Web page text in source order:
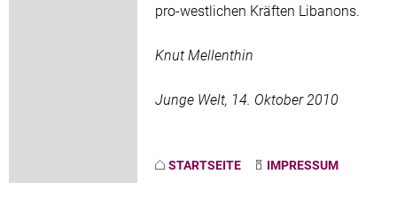
pro-westlichen Kräften Libanons.
Knut Mellenthin
Junge Welt, 14. Oktober 2010
STARTSEITE IMPRESSUM